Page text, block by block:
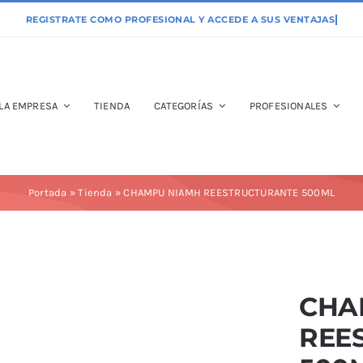
LA EMPRESA TIENDA CATEGORÍAS PROFESIONALES
Portada »Tienda »CHAMPU NIAMH REESTRUCTURANTE 500ML